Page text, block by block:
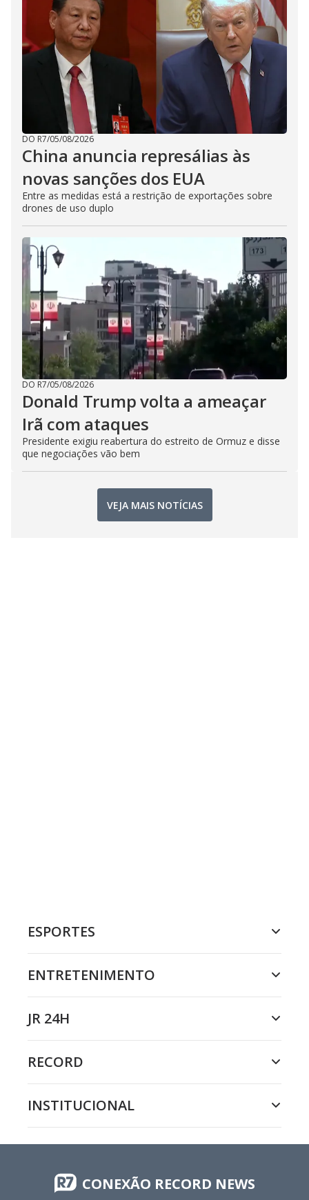
DO R7/05/08/2026
China anuncia represálias às
novas sanções dos EUA
Entre as medidas está a restrição de exportações sobre
drones de uso duplo
DO R7/05/08/2026
Donald Trump volta a ameaçar
Irã com ataques
Presidente exigiu reabertura do estreito de Ormuz e disse
que negociações vão bem
VEJA MAIS NOTÍCIAS
ESPORTES
ENTRETENIMENTO
JR 24H
RECORD
INSTITUCIONAL
CONEXÃO RECORD NEWS